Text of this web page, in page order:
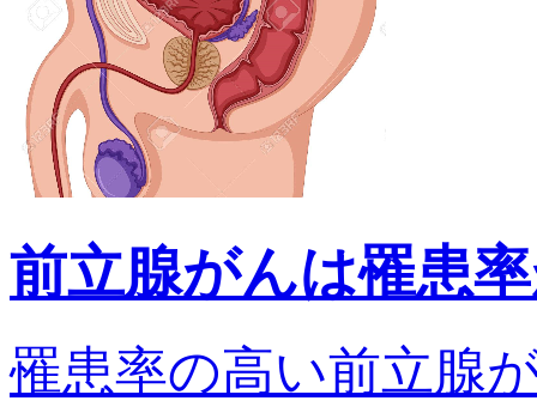
前立腺がんは罹患
罹患率の高い前立腺